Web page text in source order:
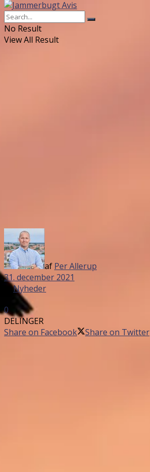
No Result
View All Result
af Per Allerup
31. december 2021
inNyheder
0
DELINGER
Share on Facebook
Share on Twitter